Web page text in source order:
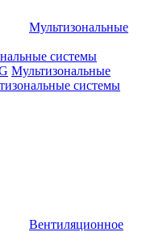
Мультизональные
системы
Мультизональные
системы
Вентиляционное